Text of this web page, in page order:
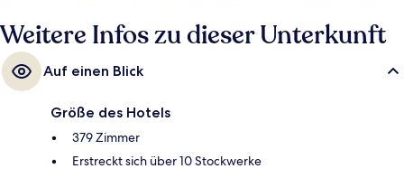
Zur U-Bahn läuft man 5 Minuten (U-Bahnhof Potsdamer Platz) bzw. 8
Minuten (U-Bahnhof Mohrenstraße).
Weitere Infos zu dieser Unterkunft
Auf einen Blick
Größe des Hotels
379 Zimmer
Erstreckt sich über 10 Stockwerke